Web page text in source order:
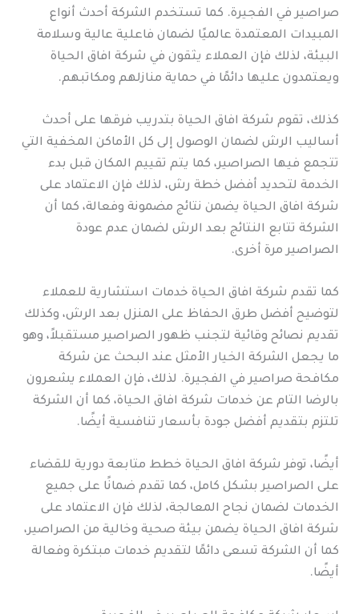
صراصير في الفجيرة. كما تستخدم الشركة أحدث أنواع
المبيدات المعتمدة عالميًا لضمان فاعلية عالية وسلامة
البيئة، لذلك فإن العملاء يثقون في شركة افاق الحياة
ويعتمدون عليها دائمًا في حماية منازلهم ومكاتبهم.
كذلك، تقوم شركة افاق الحياة بتدريب فرقها على أحدث
أساليب الرش لضمان الوصول إلى كل الأماكن المخفية التي
تتجمع فيها الصراصير، كما يتم تقييم المكان قبل بدء
الخدمة لتحديد أفضل خطة رش، لذلك فإن الاعتماد على
شركة افاق الحياة يضمن نتائج مضمونة وفعالة، كما أن
الشركة تتابع النتائج بعد الرش لضمان عدم عودة
الصراصير مرة أخرى.
كما تقدم شركة افاق الحياة خدمات استشارية للعملاء
لتوضيح أفضل طرق الحفاظ على المنزل بعد الرش، وكذلك
تقديم نصائح وقائية لتجنب ظهور الصراصير مستقبلاً، وهو
ما يجعل الشركة الخيار الأمثل عند البحث عن شركة
مكافحة صراصير في الفجيرة. لذلك، فإن العملاء يشعرون
بالرضا التام عن خدمات شركة افاق الحياة، كما أن الشركة
تلتزم بتقديم أفضل جودة بأسعار تنافسية أيضًا.
أيضًا، توفر شركة افاق الحياة خطط متابعة دورية للقضاء
على الصراصير بشكل كامل، كما تقدم ضمانًا على جميع
الخدمات لضمان نجاح المعالجة، لذلك فإن الاعتماد على
شركة افاق الحياة يضمن بيئة صحية وخالية من الصراصير،
كما أن الشركة تسعى دائمًا لتقديم خدمات مبتكرة وفعالة
أيضًا.